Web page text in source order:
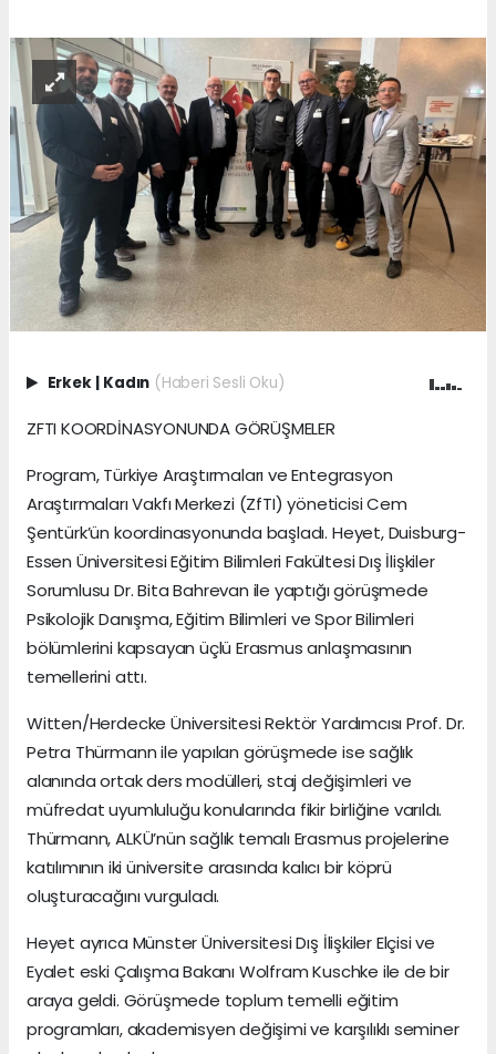
Erkek | Kadın (Haberi Sesli Oku)
ZFTI KOORDİNASYONUNDA GÖRÜŞMELER
Program, Türkiye Araştırmaları ve Entegrasyon
Araştırmaları Vakfı Merkezi (ZfTI) yöneticisi Cem
Şentürk’ün koordinasyonunda başladı. Heyet, Duisburg-
Essen Üniversitesi Eğitim Bilimleri Fakültesi Dış İlişkiler
Sorumlusu Dr. Bita Bahrevan ile yaptığı görüşmede
Psikolojik Danışma, Eğitim Bilimleri ve Spor Bilimleri
bölümlerini kapsayan üçlü Erasmus anlaşmasının
temellerini attı.
Witten/Herdecke Üniversitesi Rektör Yardımcısı Prof. Dr.
Petra Thürmann ile yapılan görüşmede ise sağlık
alanında ortak ders modülleri, staj değişimleri ve
müfredat uyumluluğu konularında fikir birliğine varıldı.
Thürmann, ALKÜ’nün sağlık temalı Erasmus projelerine
katılımının iki üniversite arasında kalıcı bir köprü
oluşturacağını vurguladı.
Heyet ayrıca Münster Üniversitesi Dış İlişkiler Elçisi ve
Eyalet eski Çalışma Bakanı Wolfram Kuschke ile de bir
araya geldi. Görüşmede toplum temelli eğitim
programları, akademisyen değişimi ve karşılıklı seminer